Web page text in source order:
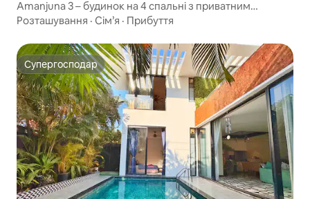
Amanjuna 3 – будинок на 4 спальні з приватним
басейном для відпочинку
Розташування · Сім’я · Прибуття
Супергосподар
Супергосподар